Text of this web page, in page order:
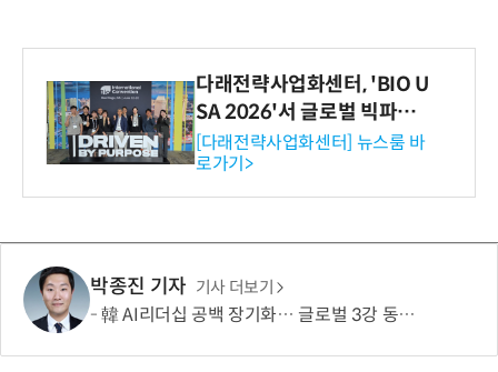
다래전략사업화센터, 'BIO U
SA 2026'서 글로벌 빅파마
와의 비즈니스 미팅 지원…K
-바이오 해외 진출 교두보 확
보
[다래전략사업화센터] 뉴스룸 바
로가기>
박종진 기자 기사 더보기
韓 AI리더십 공백 장기화… 글로벌 3강 동력 꺼져간다